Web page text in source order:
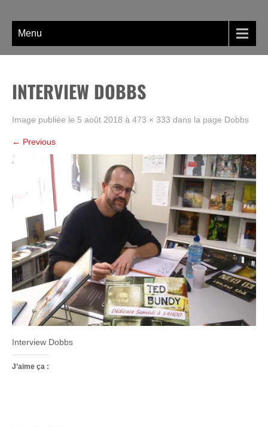
contentMenu
INTERVIEW DOBBS
Image publiée le 5 août 2018 à 473 × 333 dans la page Dobbs
← Previous
Interview Dobbs
J’aime ça :